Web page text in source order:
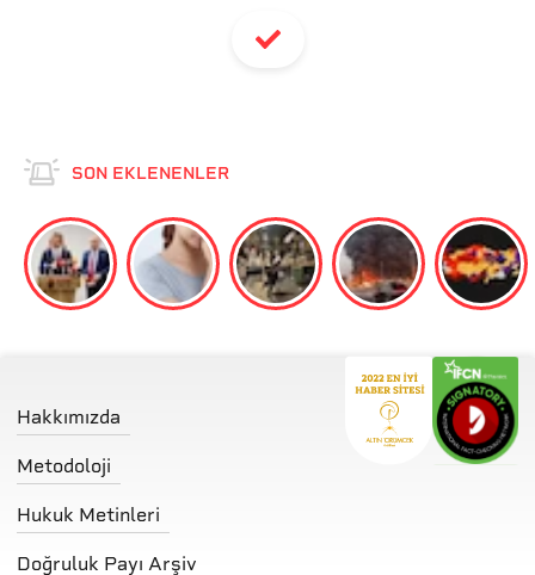
SON EKLENENLER
Hakkımızda
Metodoloji
Hukuk Metinleri
Doğruluk Payı Arşiv